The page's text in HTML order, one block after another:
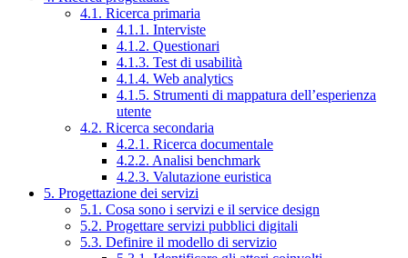
4.1. Ricerca primaria
4.1.1. Interviste
4.1.2. Questionari
4.1.3. Test di usabilità
4.1.4. Web analytics
4.1.5. Strumenti di mappatura dell’esperienza
utente
4.2. Ricerca secondaria
4.2.1. Ricerca documentale
4.2.2. Analisi benchmark
4.2.3. Valutazione euristica
5. Progettazione dei servizi
5.1. Cosa sono i servizi e il service design
5.2. Progettare servizi pubblici digitali
5.3. Definire il modello di servizio